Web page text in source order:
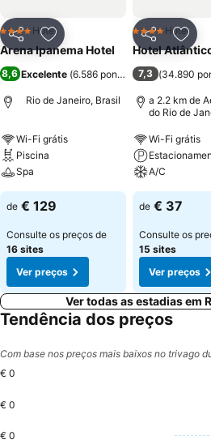
PartilharAdicionar aos favoritos
4 EstrelasHotel
Arena Ipanema Hotel
8,6 Excelente (6.586 pontuações
Rio de Janeiro, Brasil
Wi-Fi grátis
Piscina
Spa
de € 129
Consulte os preços de
16 sites
Ver preços
Partilhar
4 EstrelasHotel
Hotel
7,3 (34.890
a 2.2 km de
do Rio de
Wi-Fi grátis
A/C
de € 37
Consulte os
15 sites
Ver preços
Ver todas as estadias em
Tendência dos preços
Com base nos preços mais baixos no trivago
€ 0
€ 0
€ 0